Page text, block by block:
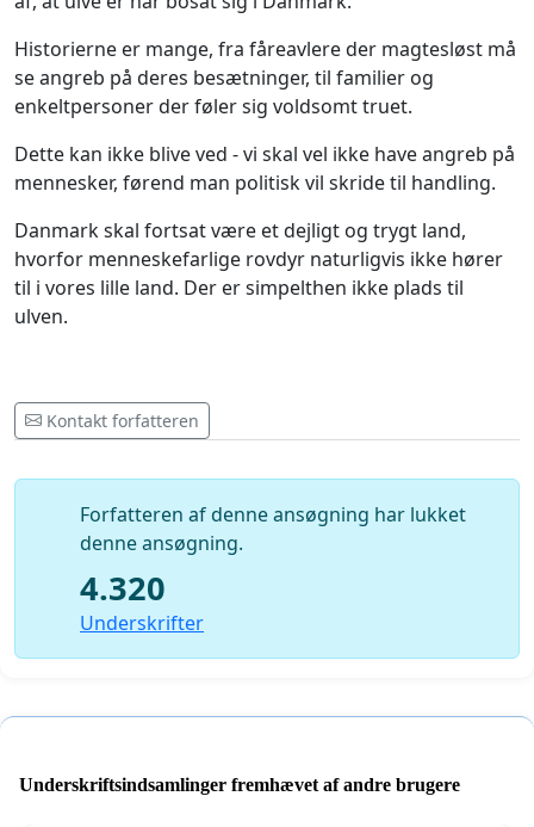
Historierne er mange, fra fåreavlere der magtesløst må
se angreb på deres besætninger, til familier og
enkeltpersoner der føler sig voldsomt truet.
Dette kan ikke blive ved - vi skal vel ikke have angreb på
mennesker, førend man politisk vil skride til handling.
Danmark skal fortsat være et dejligt og trygt land,
hvorfor menneskefarlige rovdyr naturligvis ikke hører
til i vores lille land. Der er simpelthen ikke plads til
ulven.
Kontakt forfatteren
Forfatteren af ​​denne ansøgning har lukket
denne ansøgning.
4.320
Underskrifter
Underskriftsindsamlinger fremhævet af andre brugere